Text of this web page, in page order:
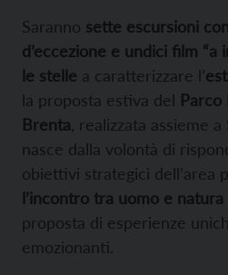
Saranno sette escursioni
d’eccezione e undici film “a
le stelle a caratterizzare l’
la proposta estiva del Parco
Brenta , realizzata assieme
nasce dalla volontà di
obiettivi strategici dell’area
l’incontro tra uomo e natura
proposta di esperienze
emozionanti.